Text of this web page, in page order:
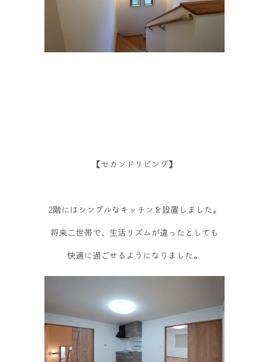
【セカンドリビング】
2階にはシンプルなキッチンを設置しました。
将来二世帯で、生活リズムが違ったとしても
快適に過ごせるようになりました。